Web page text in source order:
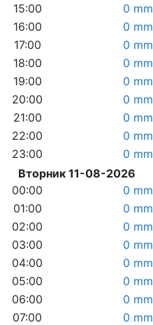
15:00
0 mm
16:00
0 mm
17:00
0 mm
18:00
0 mm
19:00
0 mm
20:00
0 mm
21:00
0 mm
22:00
0 mm
23:00
0 mm
Вторник 11-08-2026
00:00
0 mm
01:00
0 mm
02:00
0 mm
03:00
0 mm
04:00
0 mm
05:00
0 mm
06:00
0 mm
07:00
0 mm